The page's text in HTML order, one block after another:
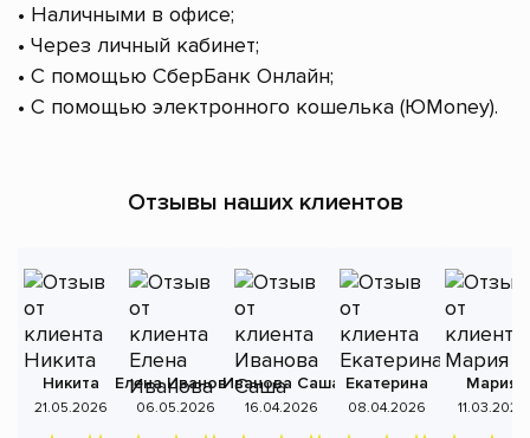
• Наличными в офисе;
• Через личный кабинет;
• С помощью СберБанк Онлайн;
• С помощью электронного кошелька (ЮMoney).
Отзывы наших клиентов
Никита
21.05.2026
Елена Иванова
06.05.2026
Иванова Саша
16.04.2026
Екатерина
08.04.2026
Мария
11.03.2026